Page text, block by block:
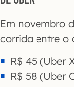
Em novembro
corrida entre o
R$ 45 (Uber
R$ 58 (Uber